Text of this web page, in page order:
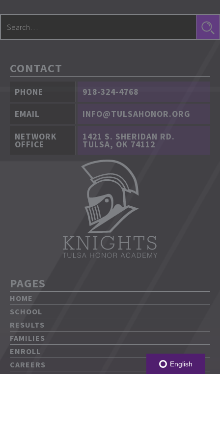
CONTACT
PHONE 918-324-4768
EMAIL INFO@TULSAHONOR.ORG
NETWORK
OFFICE
1421 S. SHERIDAN RD.
TULSA, OK 74112
PAGES
HOME
SCHOOL
RESULTS
FAMILIES
ENROLL
CAREERS
English